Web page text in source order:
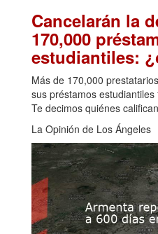
Cancelarán la
170,000
estudiantiles:
Más de 170,000
sus préstamos
Te decimos quiénes califican
La Opinión de Los Ángeles